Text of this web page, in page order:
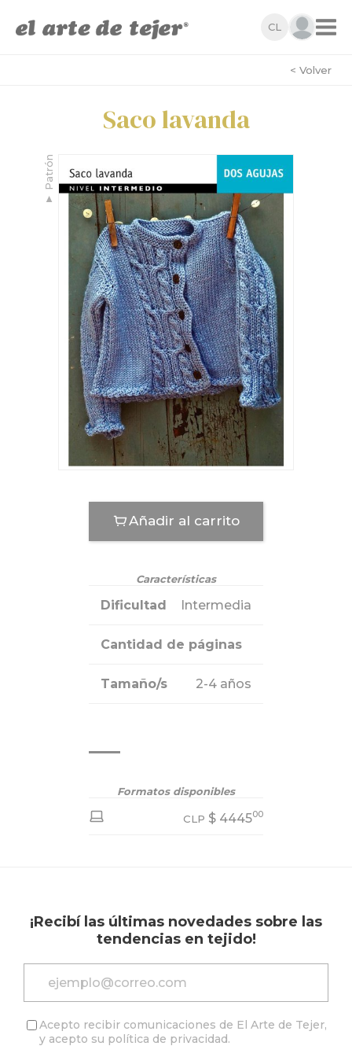
CL
< Volver
Saco lavanda
▼
Patrón
Añadir al carrito
Características
Dificultad Intermedia
Cantidad de páginas
Tamaño/s 2-4 años
Formatos disponibles
CLP $ 444500
¡Recibí las últimas novedades sobre las
tendencias en tejido!
Acepto recibir comunicaciones de El Arte de Tejer,
y acepto su política de privacidad.